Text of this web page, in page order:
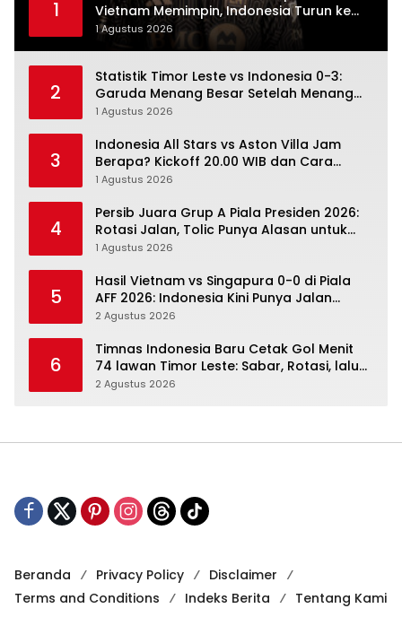
1
Vietnam Memimpin, Indonesia Turun ke
Posisi Tiga
1 Agustus 2026
2
Statistik Timor Leste vs Indonesia 0-3:
Garuda Menang Besar Setelah Menang
Angka Lebih Dulu
1 Agustus 2026
3
Indonesia All Stars vs Aston Villa Jam
Berapa? Kickoff 20.00 WIB dan Cara
Nonton Resminya
1 Agustus 2026
4
Persib Juara Grup A Piala Presiden 2026:
Rotasi Jalan, Tolic Punya Alasan untuk
Percaya
1 Agustus 2026
5
Hasil Vietnam vs Singapura 0-0 di Piala
AFF 2026: Indonesia Kini Punya Jalan
Terbuka
2 Agustus 2026
6
Timnas Indonesia Baru Cetak Gol Menit
74 lawan Timor Leste: Sabar, Rotasi, lalu
Pecah
2 Agustus 2026
Beranda Privacy Policy
Disclaimer
Terms and Conditions
Indeks Berita Tentang Kami